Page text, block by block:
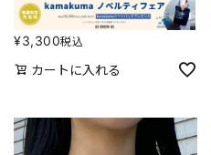
¥3,300税込
カートに入れる